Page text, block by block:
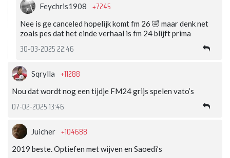
Feychris1908 +7245
Nee is ge canceled hopelijk komt fm 26 🤣 maar denk net
zoals pes dat het einde verhaal is fm 24 blijft prima
30-03-2025 22:46
Sqrylla +11288
Nou dat wordt nog een tijdje FM24 grijs spelen vato’s
07-02-2025 13:46
Juicher +104688
2019 beste. Optiefen met wijven en Saoedi’s